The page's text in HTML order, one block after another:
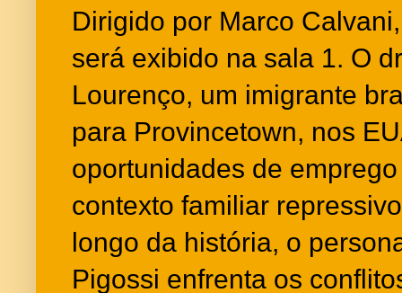
Dirigido por Marco
será exibido na sala 1. O
Lourenço, um imigrante
para Provincetown, nos
oportunidades de
contexto familiar
longo da história, o
Pigossi enfrenta os